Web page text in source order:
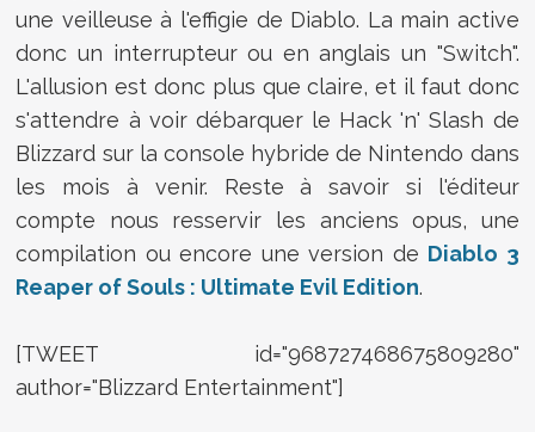
une veilleuse à l'effigie de Diablo. La main active
donc un interrupteur ou en anglais un "Switch".
L'allusion est donc plus que claire, et il faut donc
s'attendre à voir débarquer le Hack 'n' Slash de
Blizzard sur la console hybride de Nintendo dans
les mois à venir. Reste à savoir si l'éditeur
compte nous resservir les anciens opus, une
compilation ou encore une version de Diablo 3
Reaper of Souls : Ultimate Evil Edition.
[TWEET id="968727468675809280"
author="Blizzard Entertainment"]